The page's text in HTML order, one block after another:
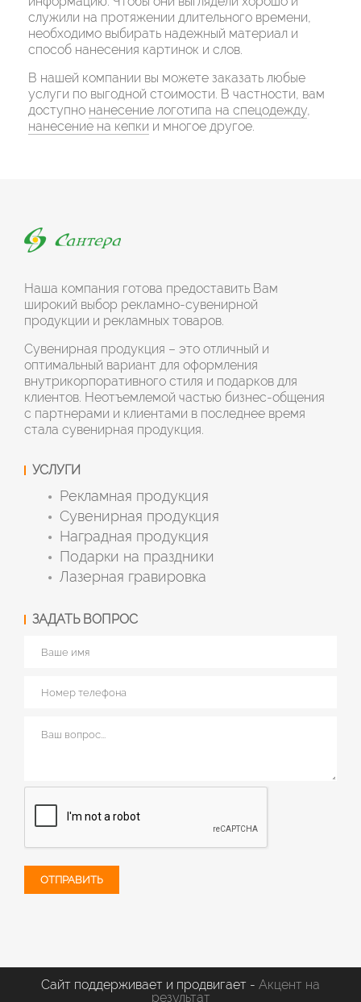
служили на протяжении длительного времени,
необходимо выбирать надежный материал и
способ нанесения картинок и слов.
В нашей компании вы можете заказать любые
услуги по выгодной стоимости. В частности, вам
доступно нанесение логотипа на спецодежду,
нанесение на кепки и многое другое.
Наша компания готова предоставить Вам
широкий выбор рекламно-сувенирной
продукции и рекламных товаров.
Сувенирная продукция – это отличный и
оптимальный вариант для оформления
внутрикорпоративного стиля и подарков для
клиентов. Неотъемлемой частью бизнес-общения
с партнерами и клиентами в последнее время
стала сувенирная продукция.
УСЛУГИ
Рекламная продукция
Сувенирная продукция
Наградная продукция
Подарки на праздники
Лазерная гравировка
ЗАДАТЬ ВОПРОС
ОТПРАВИТЬ
Сайт поддерживает и продвигает - Акцент на
результат